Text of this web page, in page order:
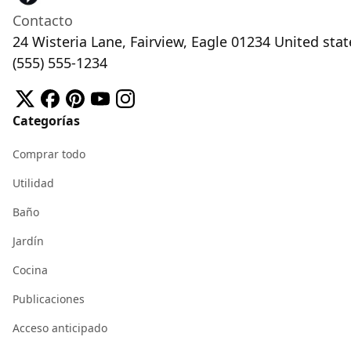
Contacto
24 Wisteria Lane, Fairview, Eagle 01234 United
(555) 555-1234
Categorías
Comprar todo
Utilidad
Baño
Jardín
Cocina
Publicaciones
Acceso anticipado